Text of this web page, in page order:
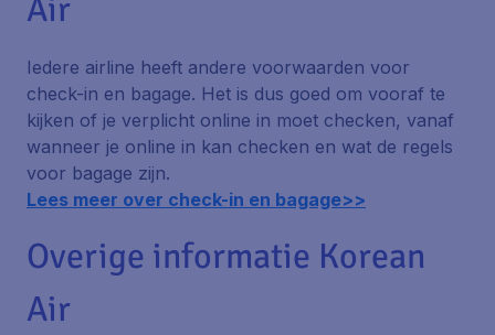
Air
Iedere airline heeft andere voorwaarden voor
check-in en bagage. Het is dus goed om vooraf te
kijken of je verplicht online in moet checken, vanaf
wanneer je online in kan checken en wat de regels
voor bagage zijn.
Lees meer over check-in en bagage>>
Overige informatie Korean
Air